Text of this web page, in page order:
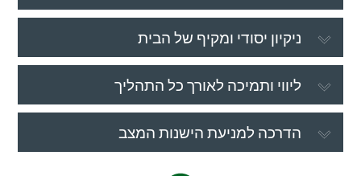
ניקיון יסודי ומקיף של הבית
ליווי ותמיכה לאורך כל התהליך
הדרכה למניעת הישנות המצב